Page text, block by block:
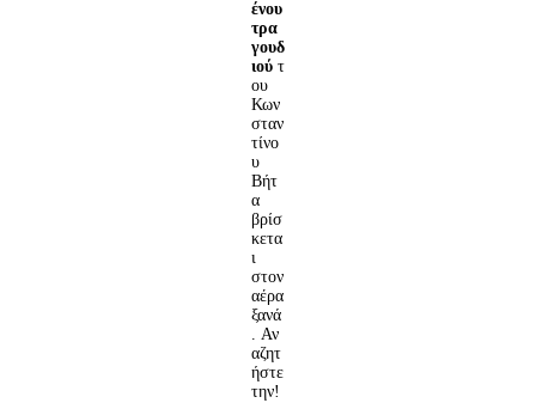
ένου
τρα
γουδ
ιού τ
ου
Κων
σταν
τίνο
υ
Βήτ
α
βρίσ
κετα
ι
στον
αέρα
ξανά
. Αν
αζητ
ήστε
την!